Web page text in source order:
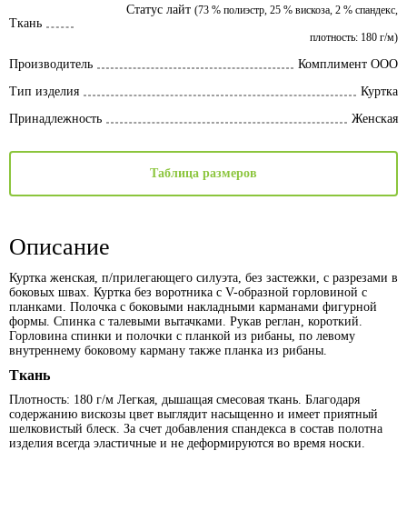
Ткань
Статус лайт (73 % полиэстр, 25 % вискоза, 2 % спандекс,
плотность: 180 г/м)
Производитель
Комплимент ООО
Тип изделия
Куртка
Принадлежность
Женская
Таблица размеров
Описание
Куртка женская, п/прилегающего силуэта, без застежки, с разрезами в
боковых швах. Куртка без воротника с V-образной горловиной с
планками. Полочка с боковыми накладными карманами фигурной
формы. Спинка с талевыми вытачками. Рукав реглан, короткий.
Горловина спинки и полочки с планкой из рибаны, по левому
внутреннему боковому карману также планка из рибаны.
Ткань
Плотность: 180 г/м Легкая, дышащая смесовая ткань. Благодаря
содержанию вискозы цвет выглядит насыщенно и имеет приятный
шелковистый блеск. За счет добавления спандекса в состав полотна
изделия всегда эластичные и не деформируются во время носки.